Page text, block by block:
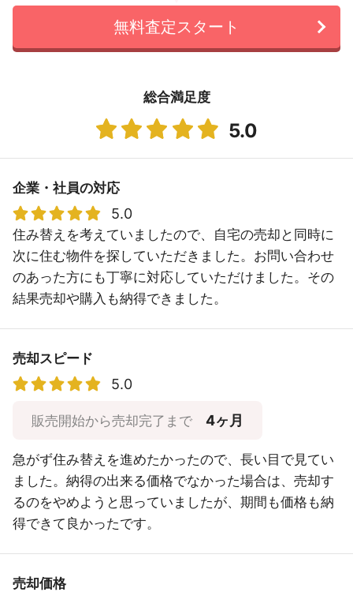
無料査定スタート
総合満足度
5.0
企業・社員の対応
5.0
住み替えを考えていましたので、自宅の売却と同時に
次に住む物件を探していただきました。お問い合わせ
のあった方にも丁寧に対応していただけました。その
結果売却や購入も納得できました。
売却スピード
5.0
販売開始から売却完了まで 4ヶ月
急がず住み替えを進めたかったので、長い目で見てい
ました。納得の出来る価格でなかった場合は、売却す
るのをやめようと思っていましたが、期間も価格も納
得できて良かったです。
売却価格